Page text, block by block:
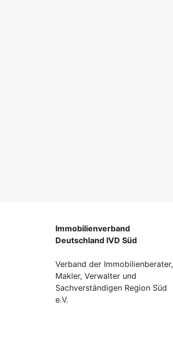
Immobilienverband
Deutschland IVD Süd
Verband der Immobilienberater,
Makler, Verwalter und
Sachverständigen Region Süd
e.V.